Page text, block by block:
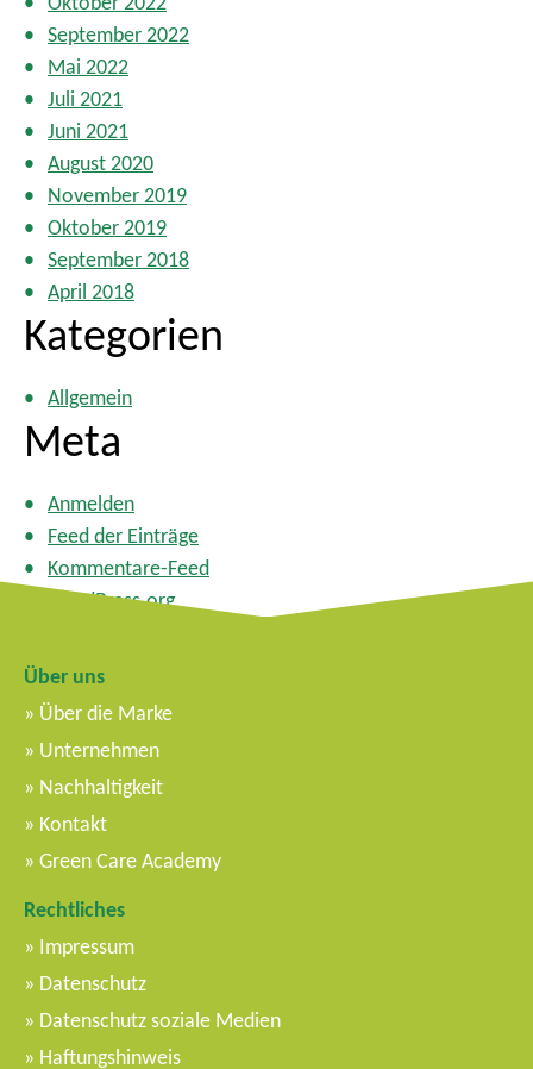
September 2022
Mai 2022
Juli 2021
Juni 2021
August 2020
November 2019
Oktober 2019
September 2018
April 2018
Kategorien
Allgemein
Meta
Anmelden
Feed der Einträge
Kommentare-Feed
WordPress.org
Über uns
Über die Marke
Unternehmen
Nachhaltigkeit
Kontakt
Green Care Academy
Rechtliches
Impressum
Datenschutz
Datenschutz soziale Medien
Haftungshinweis